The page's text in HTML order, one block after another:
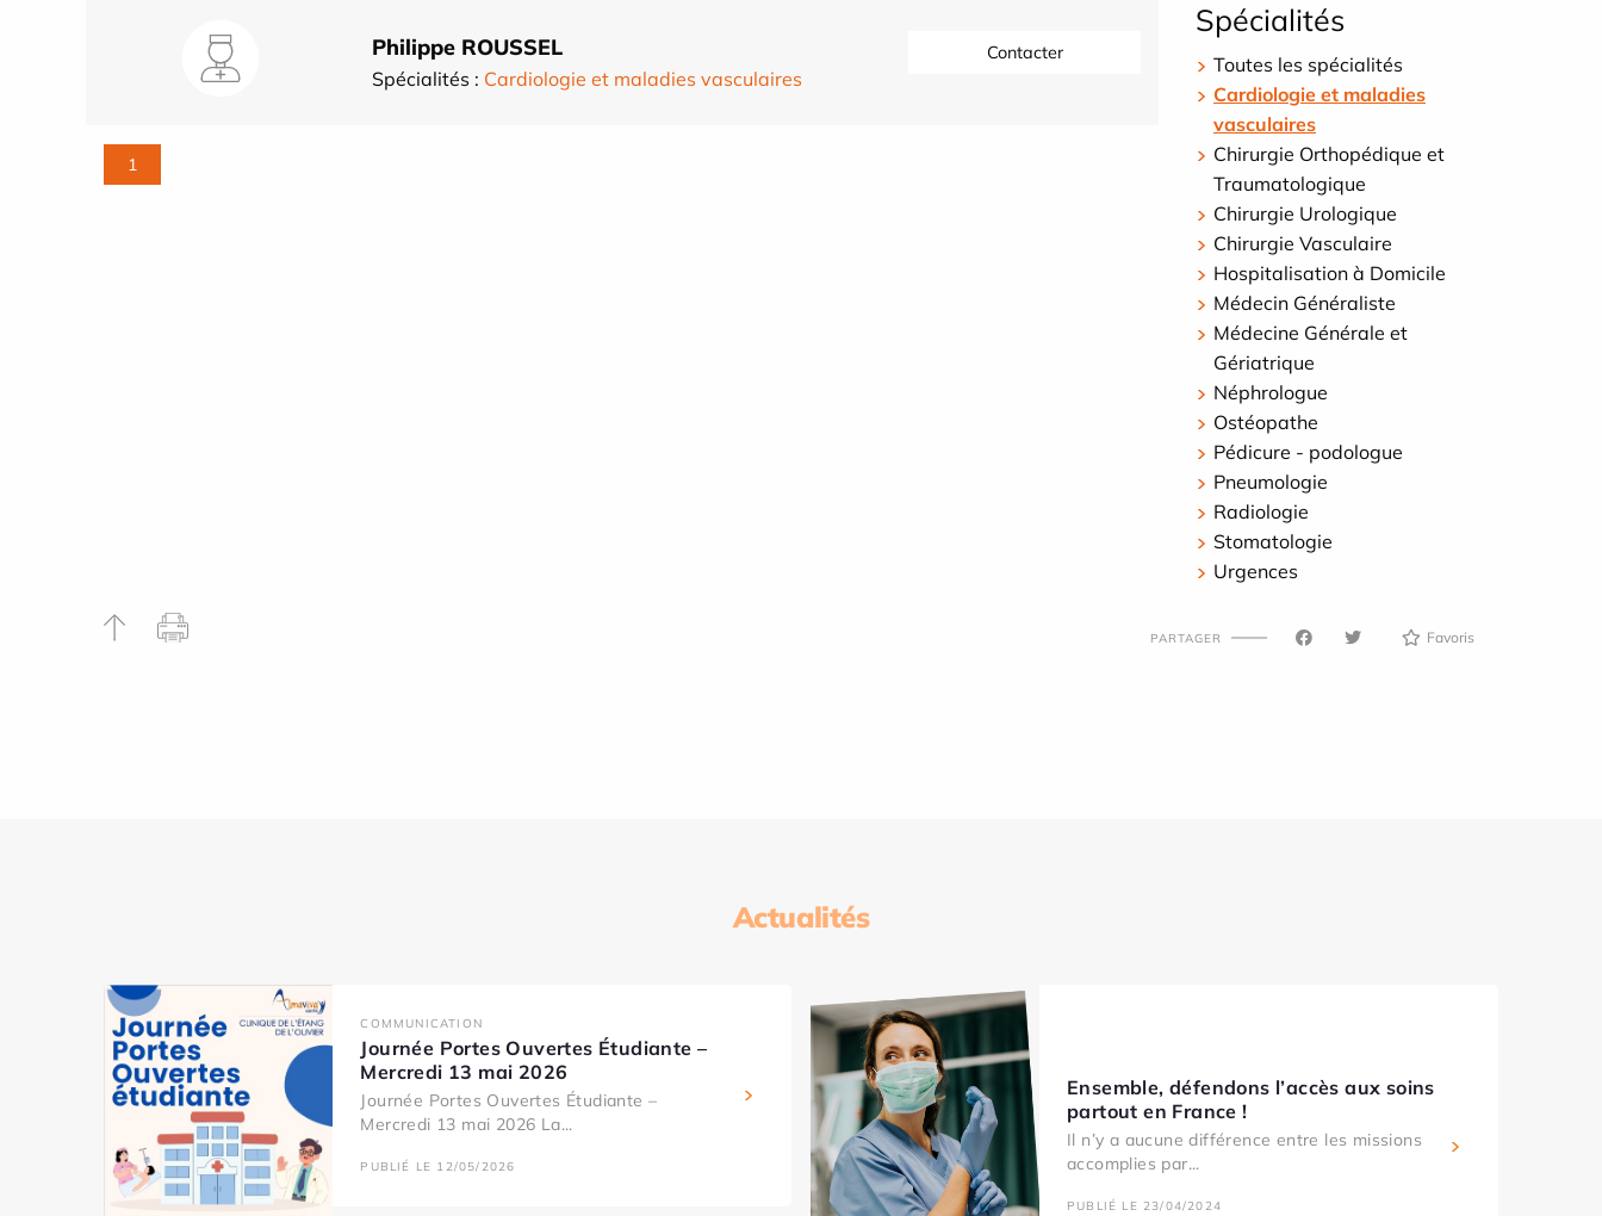
Philippe ROUSSEL
Spécialités : Cardiologie et maladies vasculaires
Contacter
1
Spécialités
Toutes les spécialités
Cardiologie et maladies
vasculaires
Chirurgie Orthopédique et
Traumatologique
Chirurgie Urologique
Chirurgie Vasculaire
Hospitalisation à Domicile
Médecin Généraliste
Médecine Générale et
Gériatrique
Néphrologue
Ostéopathe
Pédicure - podologue
Pneumologie
Radiologie
Stomatologie
Urgences
PARTAGER Favoris
Actualités
COMMUNICATION
Journée Portes Ouvertes Étudiante –
Mercredi 13 mai 2026
Journée Portes Ouvertes Étudiante –
Mercredi 13 mai 2026 La...
PUBLIÉ LE 12/05/2026
Ensemble, défendons l’accès aux soins
partout en France !
Il n’y a aucune différence entre les missions
accomplies par...
PUBLIÉ LE 23/04/2024